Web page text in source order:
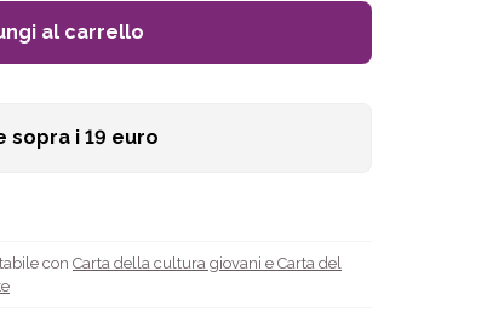
al carrello
sopra i 19 euro
con Carta della cultura giovani e Carta del